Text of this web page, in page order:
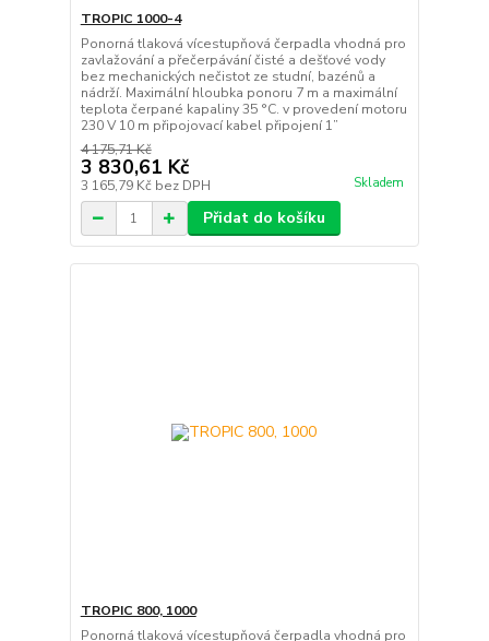
TROPIC 1000-4
Ponorná tlaková vícestupňová čerpadla vhodná pro
zavlažování a přečerpávání čisté a dešťové vody
bez mechanických nečistot ze studní, bazénů a
nádrží. Maximální hloubka ponoru 7 m a maximální
teplota čerpané kapaliny 35 °C. v provedení motoru
230 V 10 m připojovací kabel připojení 1”
4 175,71 Kč
3 830,61 Kč
3 165,79 Kč bez DPH Skladem
Přidat do košíku
TROPIC 800, 1000
Ponorná tlaková vícestupňová čerpadla vhodná pro